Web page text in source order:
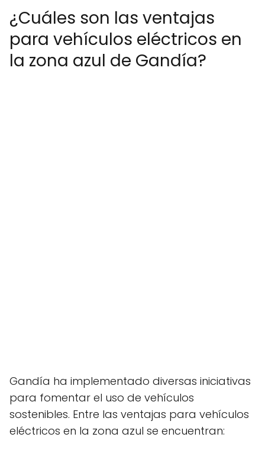
¿Cuáles son las ventajas
para vehículos eléctricos en
la zona azul de Gandía?
Gandía ha implementado diversas iniciativas
para fomentar el uso de vehículos
sostenibles. Entre las ventajas para vehículos
eléctricos en la zona azul se encuentran: